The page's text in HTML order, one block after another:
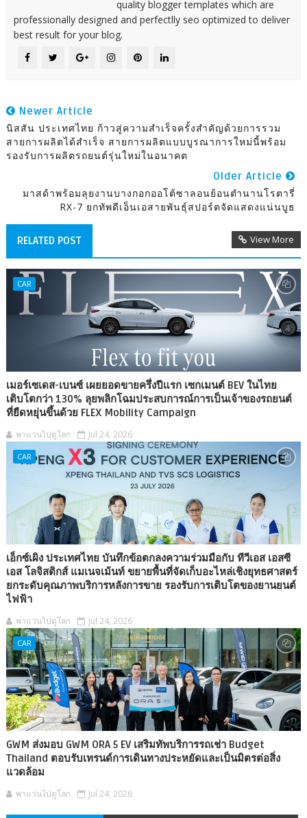
quality blogger templates which are
professionally designed and perfectlly seo optimized to deliver
best result for your blog.
Newer Article
นิสสัน ประเทศไทย ก้าวสู่ความสำเร็จครั้งสำคัญด้วยการรวม
สายการผลิตได้สำเร็จ สายการผลิตแบบบูรณาการใหม่นี้พร้อม
รองรับการผลิตรถยนต์รุ่นใหม่ในอนาคต
Older Article
มาสด้าพร้อมลุยงานบางกอกออโต้ซาลอนย้อนตำนานโรตารี่
RX-7 ยกทัพดีเอ็นเอสายพันธุ์สปอร์ตจัดแสดงแน่นบูธ
RELATED POST View More
CAR
เมอร์เซเดส-เบนซ์ เผยยอดขายครึ่งปีแรก เซกเมนต์ BEV ในไทย
เติบโตกว่า 130% ลุยพลิกโฉมประสบการณ์การเป็นเจ้าของรถยนต์
ที่ยืดหยุ่นขึ้นด้วย FLEX Mobility Campaign
พาแว่นไปดูโลก Jul 24, 2026
CAR
เอ็กซ์เผิง ประเทศไทย บันทึกข้อตกลงความร่วมมือกับ ทีวีเอส เอสซี
เอส โลจิสติกส์ แมเนจเม้นท์ ขยายพื้นที่จัดเก็บอะไหล่เชิงยุทธศาสตร์
ยกระดับคุณภาพบริการหลังการขาย รองรับการเติบโตของยานยนต์
ไฟฟ้า
พาแว่นไปดูโลก Jul 24, 2026
CAR
GWM ส่งมอบ GWM ORA 5 EV เสริมทัพบริการรถเช่า Budget
Thailand ตอบรับเทรนด์การเดินทางประหยัดและเป็นมิตรต่อสิ่ง
แวดล้อม
พาแว่นไปดูโลก Jul 24, 2026